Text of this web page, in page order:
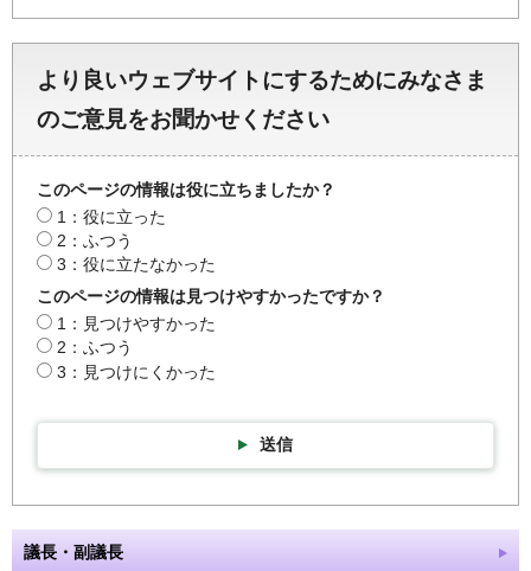
より良いウェブサイトにするためにみなさま
のご意見をお聞かせください
このページの情報は役に立ちましたか？
1：役に立った
2：ふつう
3：役に立たなかった
このページの情報は見つけやすかったですか？
1：見つけやすかった
2：ふつう
3：見つけにくかった
送信
議長・副議長